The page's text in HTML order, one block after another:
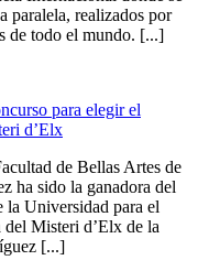
paralela, realizados por
de todo el mundo. [...]
para elegir el
d’Elx
de Bellas Artes de
ha sido la ganadora del
la Universidad para el
Misteri d’Elx de la
[...]